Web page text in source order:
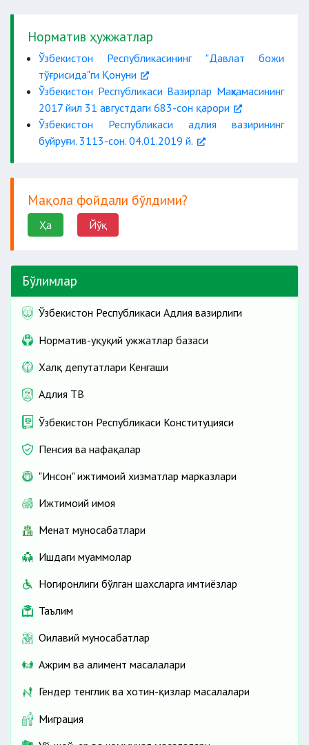
Норматив ҳужжатлар
Ўзбекистон Республикасининг "Давлат божи
тўғрисида"ги Қонуни
Ўзбекистон Республикаси Вазирлар Маҳкамасининг
2017 йил 31 августдаги 683-сон қарори
Ўзбекистон Республикаси адлия вазирининг
буйруғи. 3113-сон. 04.01.2019 й.
Мақола фойдали бўлдими?
Ҳа Йўқ
Бўлимлар
Ўзбекистон Республикаси Адлия вазирлиги
Норматив-ҳуқуқий ҳужжатлар базаси
Халқ депутатлари Кенгаши
Адлия ТВ
Ўзбекистон Республикаси Конституцияси
Пенсия ва нафақалар
"Инсон" ижтимоий хизматлар марказлари
Ижтимоий ҳимоя
Меҳнат муносабатлари
Ишдаги муаммолар
Ногиронлиги бўлган шахсларга имтиёзлар
Таълим
Оилавий муносабатлар
Ажрим ва алимент масалалари
Гендер тенглик ва хотин-қизлар масалалари
Миграция